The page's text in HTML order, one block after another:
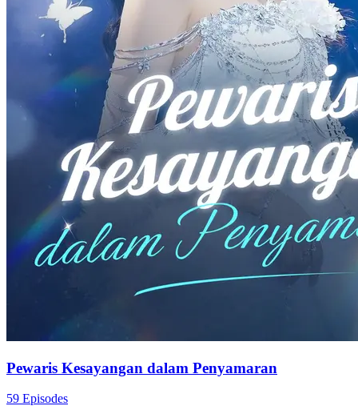
Pewaris Kesayangan dalam Penyamaran
59 Episodes